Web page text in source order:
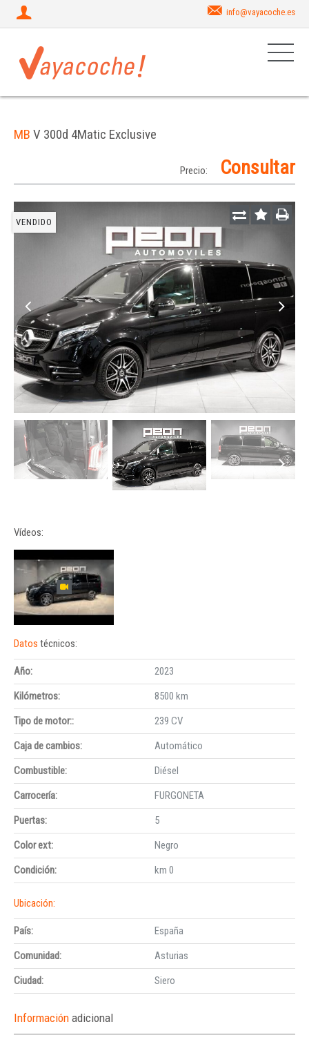
info@vayacoche.es
MB V 300d 4Matic Exclusive
Precio: Consultar
VENDIDO
Vídeos:
Datos técnicos:
Año:
2023
Kilómetros:
8500 km
Tipo de motor::
239 CV
Caja de cambios:
Automático
Combustible:
Diésel
Carrocería:
FURGONETA
Puertas:
5
Color ext:
Negro
Condición:
km 0
Ubicación:
País:
España
Comunidad:
Asturias
Ciudad:
Siero
Información adicional